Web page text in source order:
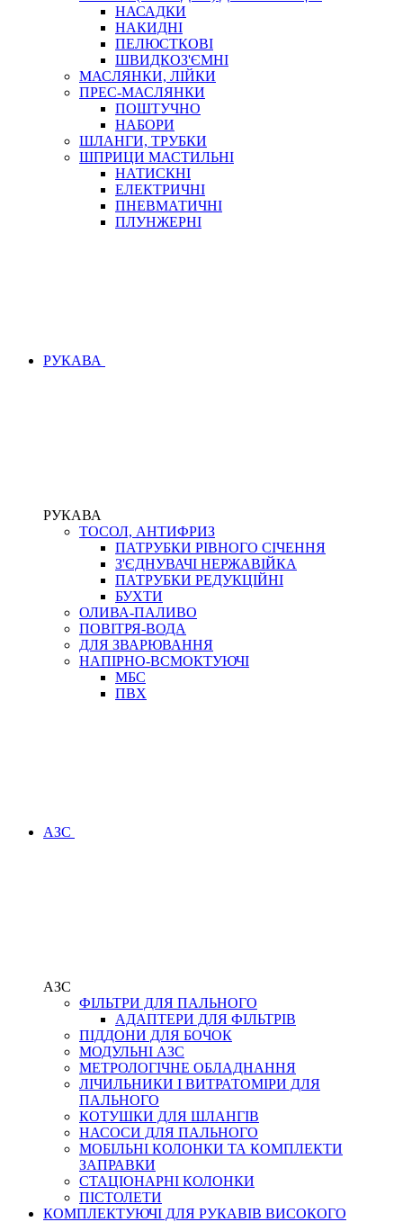
НАСАДКИ
НАКИДНІ
ПЕЛЮСТКОВІ
ШВИДКОЗ'ЄМНІ
МАСЛЯНКИ, ЛІЙКИ
ПРЕС-МАСЛЯНКИ
ПОШТУЧНО
НАБОРИ
ШЛАНГИ, ТРУБКИ
ШПРИЦИ МАСТИЛЬНІ
НАТИСКНІ
ЕЛЕКТРИЧНІ
ПНЕВМАТИЧНІ
ПЛУНЖЕРНІ
РУКАВА
РУКАВА
ТОСОЛ, АНТИФРИЗ
ПАТРУБКИ РІВНОГО СІЧЕННЯ
З'ЄДНУВАЧІ НЕРЖАВІЙКА
ПАТРУБКИ РЕДУКЦІЙНІ
БУХТИ
ОЛИВА-ПАЛИВО
ПОВІТРЯ-ВОДА
ДЛЯ ЗВАРЮВАННЯ
НАПІРНО-ВСМОКТУЮЧІ
МБС
ПВХ
АЗС
АЗС
ФІЛЬТРИ ДЛЯ ПАЛЬНОГО
АДАПТЕРИ ДЛЯ ФІЛЬТРІВ
ПІДДОНИ ДЛЯ БОЧОК
МОДУЛЬНІ АЗС
МЕТРОЛОГІЧНЕ ОБЛАДНАННЯ
ЛІЧИЛЬНИКИ І ВИТРАТОМІРИ ДЛЯ
ПАЛЬНОГО
КОТУШКИ ДЛЯ ШЛАНГІВ
НАСОСИ ДЛЯ ПАЛЬНОГО
МОБІЛЬНІ КОЛОНКИ ТА КОМПЛЕКТИ
ЗАПРАВКИ
СТАЦІОНАРНІ КОЛОНКИ
ПІСТОЛЕТИ
КОМПЛЕКТУЮЧІ ДЛЯ РУКАВІВ ВИСОКОГО